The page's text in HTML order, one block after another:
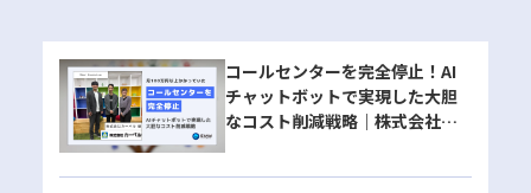
コールセンターを完全停止！AI
チャットボットで実現した大胆
なコスト削減戦略｜株式会社カ